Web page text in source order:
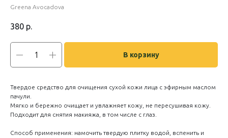
Greena Avocadova
380 р.
В корзину
Твердое средство для очищения сухой кожи лица с эфирным маслом
пачули.
Мягко и бережно очищает и увлажняет кожу, не пересушивая кожу.
Подходит для снятия макияжа, в том числе с глаз.
Способ применения: намочить твердую плитку водой, вспенить и